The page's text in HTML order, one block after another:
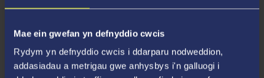
Mae ein gwefan yn defnyddio cwcis
Rydym yn defnyddio cwcis i ddarparu nodweddion,
addasiadau a metrigau gwe anhysbys i'n galluogi i